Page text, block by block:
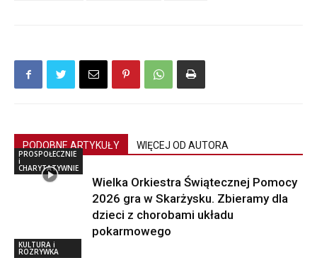
PODOBNE ARTYKUŁY WIĘCEJ OD AUTORA
PROSPOŁECZNIE
i
CHARYTATYWNIE
Wielka Orkiestra Świątecznej Pomocy
2026 gra w Skarżysku. Zbieramy dla
dzieci z chorobami układu
pokarmowego
KULTURA i
ROZRYWKA